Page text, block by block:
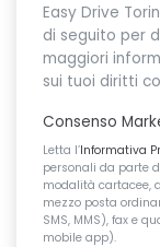
Easy Drive
di seguito per
maggiori
sui tuoi diritti
Consenso
Letta l’Informativa
personali da parte
modalità cartacee,
mezzo posta
SMS, MMS), fax e
mobile app).